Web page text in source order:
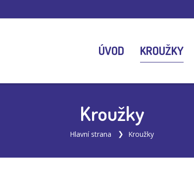
ÚVOD KROUŽKY
Kroužky
Hlavní strana Kroužky